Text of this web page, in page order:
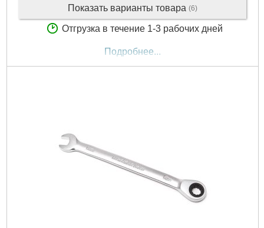
Показать варианты товара (6)
Отгрузка в течение 1-3 рабочих дней
Подробнее...